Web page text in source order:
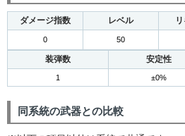
ダメージ指数 レベル
0 50
装弾数 安定性
1 ±0%
同系統の武器との比較